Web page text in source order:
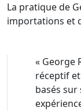
La pratique de
importations et
des règlements
Défense
droits
« George
réceptif
basés